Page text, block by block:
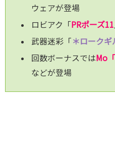
ウェアが登場
ロビアク「PRポーズ11
武器迷彩「＊ロークギ
回数ボーナスではMo
などが登場